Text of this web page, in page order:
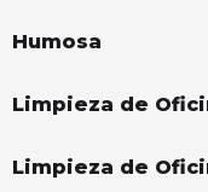
Humosa
Limpieza de
Limpieza de